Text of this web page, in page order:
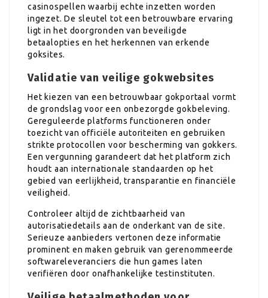
casinospellen waarbij echte inzetten worden
ingezet. De sleutel tot een betrouwbare ervaring
ligt in het doorgronden van beveiligde
betaalopties en het herkennen van erkende
goksites.
Validatie van veilige gokwebsites
Het kiezen van een betrouwbaar gokportaal vormt
de grondslag voor een onbezorgde gokbeleving.
Gereguleerde platforms functioneren onder
toezicht van officiële autoriteiten en gebruiken
strikte protocollen voor bescherming van gokkers.
Een vergunning garandeert dat het platform zich
houdt aan internationale standaarden op het
gebied van eerlijkheid, transparantie en financiële
veiligheid.
Controleer altijd de zichtbaarheid van
autorisatiedetails aan de onderkant van de site.
Serieuze aanbieders vertonen deze informatie
prominent en maken gebruik van gerenommeerde
softwareleveranciers die hun games laten
verifiëren door onafhankelijke testinstituten.